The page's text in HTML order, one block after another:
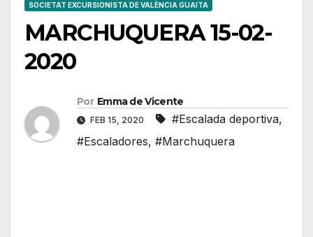
SOCIETAT EXCURSIONISTA DE VALÈNCIA GUAITA
MARCHUQUERA 15-02-
2020
Por Emma de Vicente
FEB 15, 2020 #Escalada deportiva,
#Escaladores, #Marchuquera